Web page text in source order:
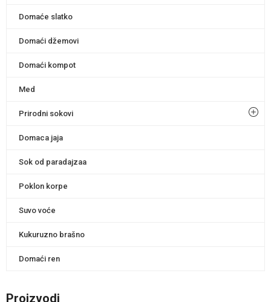
Domaće slatko
Domaći džemovi
Domaći kompot
Med
Prirodni sokovi
Domaca jaja
Sok od paradajzaa
Poklon korpe
Suvo voće
Kukuruzno brašno
Domaći ren
Proizvodi